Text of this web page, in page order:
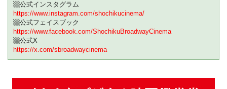
▩公式インスタグラム
https://www.instagram.com/shochikucinema/
▩公式フェイスブック
https://www.facebook.com/ShochikuBroadwayCinema
▩公式X
https://x.com/sbroadwaycinema